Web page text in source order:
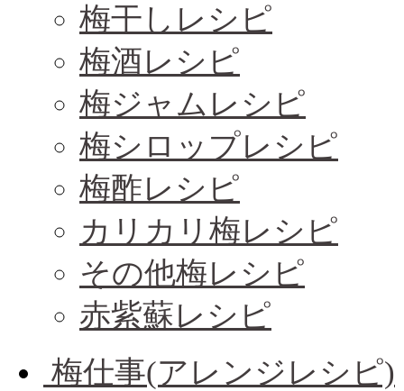
梅干しレシピ
梅酒レシピ
梅ジャムレシピ
梅シロップレシピ
梅酢レシピ
カリカリ梅レシピ
その他梅レシピ
赤紫蘇レシピ
梅仕事(アレンジレシピ)